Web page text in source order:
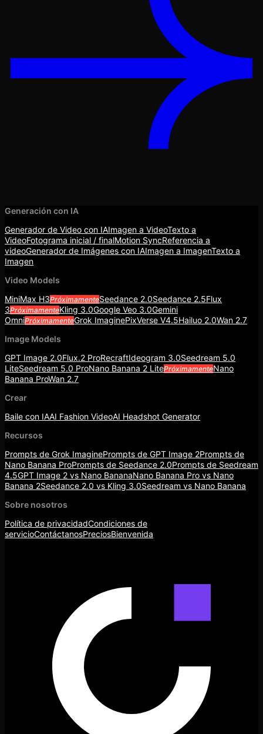
Generación con IA
Generador de Video con IAImagen a VideoTexto a
VideoFotograma inicial / finalMotion SyncReferencia a
videoGenerador de Imágenes con IAImagen a ImagenTexto a
Imagen
Video Models
MiniMax H3PróximamenteSeedance 2.0Seedance 2.5Flux
3PróximamenteKling 3.0Google Veo 3.0Gemini
OmniPróximamenteGrok ImaginePixVerse V4.5Hailuo 2.0Wan 2.7
Image Models
GPT Image 2.0Flux.2 ProRecraftIdeogram 3.0Seedream 5.0
LiteSeedream 5.0 ProNano Banana 2 LitePróximamenteNano
Banana ProWan 2.7
Crear
Baile con IAAI Fashion VideoAI Headshot Generator
Recursos
Prompts de Grok ImaginePrompts de GPT Image 2Prompts de
Nano Banana ProPrompts de Seedance 2.0Prompts de Seedream
4.5GPT Image 2 vs Nano BananaNano Banana Pro vs Nano
Banana 2Seedance 2.0 vs Kling 3.0Seedream vs Nano Banana
Sobre nosotros
Política de privacidadCondiciones de
servicioContáctanosPreciosBienvenida